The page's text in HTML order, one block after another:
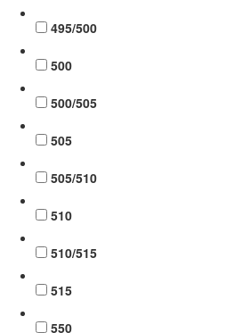
495/500
500
500/505
505
505/510
510
510/515
515
550